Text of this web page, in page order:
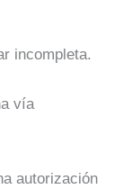
incompleta.
vía
autorización